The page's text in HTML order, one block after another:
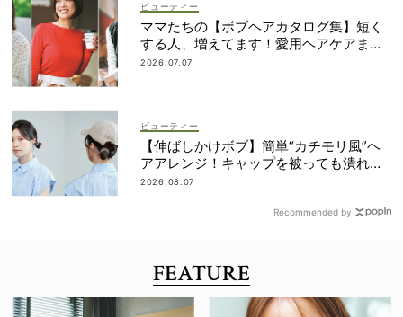
ビューティー
ママたちの【ボブヘアカタログ集】短く
する人、増えてます！愛用ヘアケアまで
全部見せ
2026.07.07
ビューティー
【伸ばしかけボブ】簡単“カチモリ風”ヘ
アアレンジ！キャップを被っても潰れな
い
2026.08.07
Recommended by
FEATURE